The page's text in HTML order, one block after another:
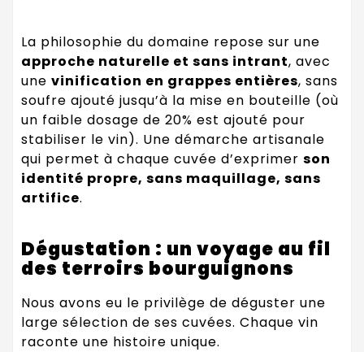
La philosophie du domaine repose sur une
approche naturelle et sans intrant, avec
une vinification en grappes entières, sans
soufre ajouté jusqu’à la mise en bouteille (où
un faible dosage de 20% est ajouté pour
stabiliser le vin). Une démarche artisanale
qui permet à chaque cuvée d’exprimer son
identité propre, sans maquillage, sans
artifice.
Dégustation : un voyage au fil
des terroirs bourguignons
Nous avons eu le privilège de déguster une
large sélection de ses cuvées. Chaque vin
raconte une histoire unique.